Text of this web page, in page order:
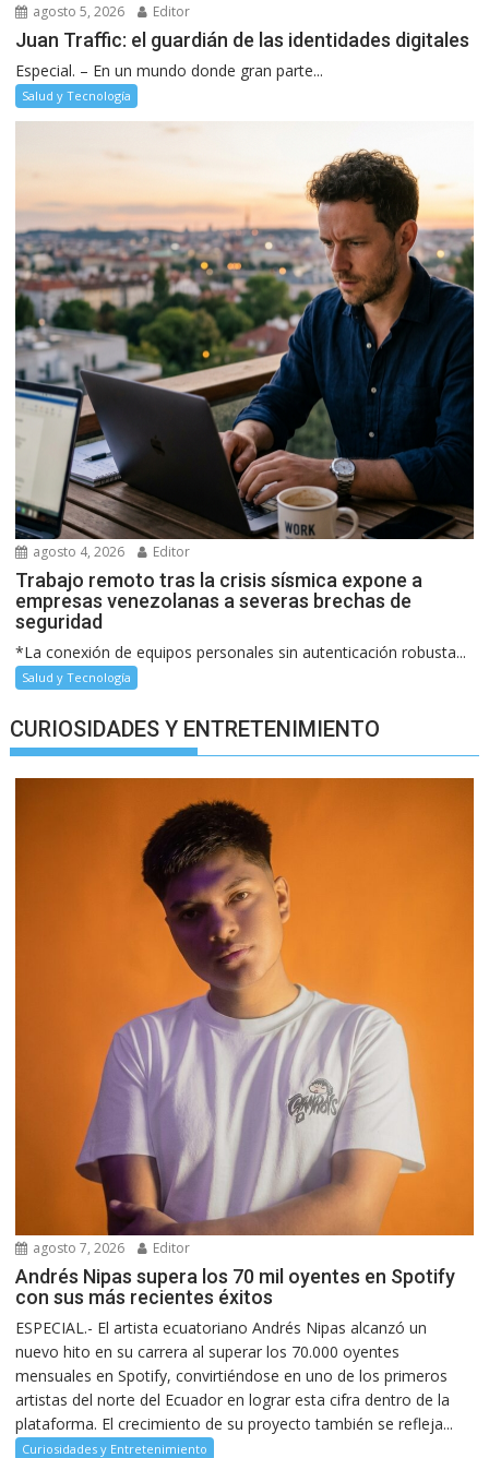
agosto 5, 2026 Editor
Juan Traffic: el guardián de las identidades digitales
Especial. – En un mundo donde gran parte...
Salud y Tecnología
agosto 4, 2026 Editor
Trabajo remoto tras la crisis sísmica expone a
empresas venezolanas a severas brechas de
seguridad
*La conexión de equipos personales sin autenticación robusta...
Salud y Tecnología
CURIOSIDADES Y ENTRETENIMIENTO
agosto 7, 2026 Editor
Andrés Nipas supera los 70 mil oyentes en Spotify
con sus más recientes éxitos
ESPECIAL.- El artista ecuatoriano Andrés Nipas alcanzó un
nuevo hito en su carrera al superar los 70.000 oyentes
mensuales en Spotify, convirtiéndose en uno de los primeros
artistas del norte del Ecuador en lograr esta cifra dentro de la
plataforma. El crecimiento de su proyecto también se refleja...
Curiosidades y Entretenimiento